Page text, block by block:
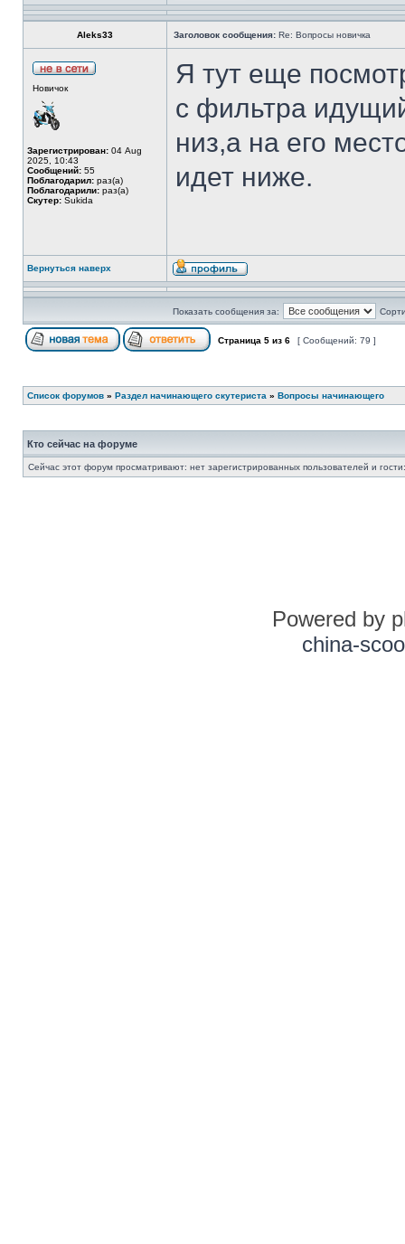
Aleks33 Заголовок сообщения: Re: Вопросы новичка
Новичок
Зарегистрирован: 04 Aug
2025, 10:43
Сообщений: 55
Поблагодарил: раз(а)
Поблагодарили: раз(а)
Скутер: Sukida
Я тут еще
с фильтра
низ,а на его
идет ниже.
Вернуться наверх
Показать сообщения за:
Страница 5 из 6 [ Сообщений: 79 ]
Список форумов » Раздел начинающего скутериста » Вопросы начинающего
Кто сейчас на форуме
Сейчас этот форум просматривают: нет зарегистрированных пользователей и
Powered by
china-